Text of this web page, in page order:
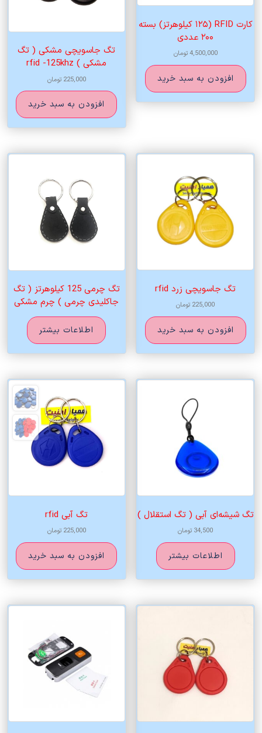
کارت RFID (۱۲۵ کیلوهرتز) بسته
۲۰۰ عددی
4,500,000تومان
افزودن به سبد خرید
تگ جاسویچی مشکی ( تگ
مشکی ) rfid -125khz
225,000 تومان
افزودن به سبد خرید
تگ جاسویچی زرد rfid
225,000 تومان
افزودن به سبد خرید
تگ چرمی 125 کیلوهرتز ( تگ
جاکلیدی چرمی ) چرم مشکی
اطلاعات بیشتر
تگ شیشه‌ای آبی ( تگ استقلال )
34,500 تومان
اطلاعات بیشتر
تگ آبی rfid
225,000 تومان
افزودن به سبد خرید